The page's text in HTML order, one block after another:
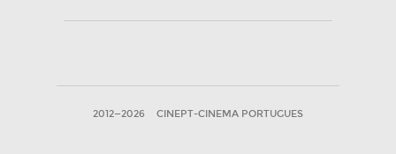
2012—2026 CINEPT-CINEMA PORTUGUES